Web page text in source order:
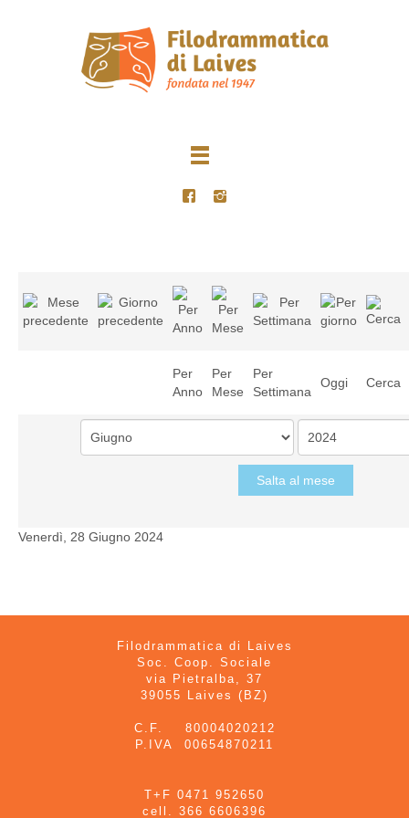
Per
Anno
Per
Mese
Per
Settimana
Oggi Cerca
Salta al mese
Venerdì, 28 Giugno 2024
Filodrammatica di Laives
Soc. Coop. Sociale
via Pietralba, 37
39055 Laives (BZ)
C.F. 80004020212
P.IVA 00654870211
T+F 0471 952650
cell. 366 6606396